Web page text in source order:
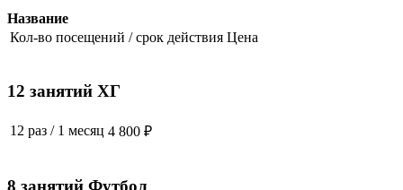
Название
Кол-во посещений / срок действия Цена
12 занятий ХГ
12 раз / 1 месяц 4 800 ₽
8 занятий Футбол